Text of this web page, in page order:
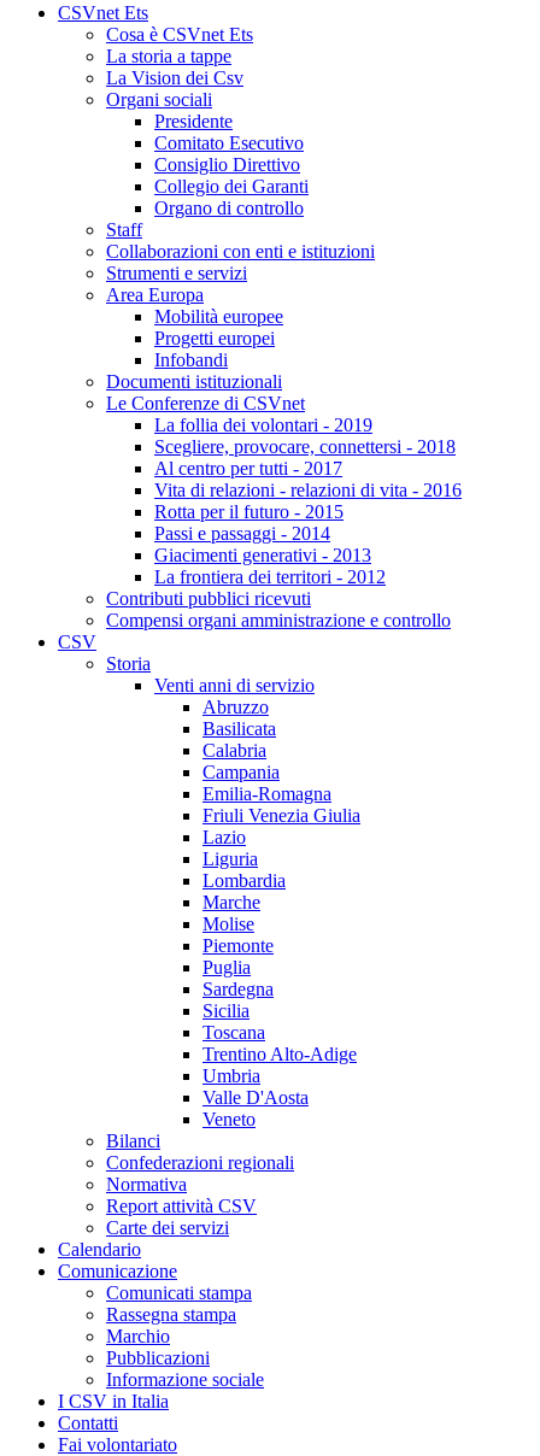
CSVnet Ets
Cosa è CSVnet Ets
La storia a tappe
La Vision dei Csv
Organi sociali
Presidente
Comitato Esecutivo
Consiglio Direttivo
Collegio dei Garanti
Organo di controllo
Staff
Collaborazioni con enti e istituzioni
Strumenti e servizi
Area Europa
Mobilità europee
Progetti europei
Infobandi
Documenti istituzionali
Le Conferenze di CSVnet
La follia dei volontari - 2019
Scegliere, provocare, connettersi - 2018
Al centro per tutti - 2017
Vita di relazioni - relazioni di vita - 2016
Rotta per il futuro - 2015
Passi e passaggi - 2014
Giacimenti generativi - 2013
La frontiera dei territori - 2012
Contributi pubblici ricevuti
Compensi organi amministrazione e controllo
CSV
Storia
Venti anni di servizio
Abruzzo
Basilicata
Calabria
Campania
Emilia-Romagna
Friuli Venezia Giulia
Lazio
Liguria
Lombardia
Marche
Molise
Piemonte
Puglia
Sardegna
Sicilia
Toscana
Trentino Alto-Adige
Umbria
Valle D'Aosta
Veneto
Bilanci
Confederazioni regionali
Normativa
Report attività CSV
Carte dei servizi
Calendario
Comunicazione
Comunicati stampa
Rassegna stampa
Marchio
Pubblicazioni
Informazione sociale
I CSV in Italia
Contatti
Fai volontariato